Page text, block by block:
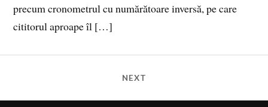
precum cronometrul cu numărătoare inversă, pe care
cititorul aproape îl […]
NEXT